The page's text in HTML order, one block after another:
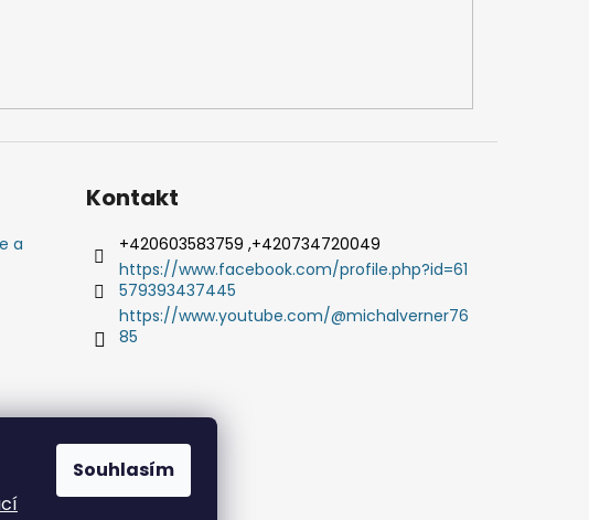
Souhlasím
a
Kontakt
+420603583759 ,+420734720049
https://www.facebook.com/profile.php?id=61
579393437445
https://www.youtube.com/@michalverner76
85